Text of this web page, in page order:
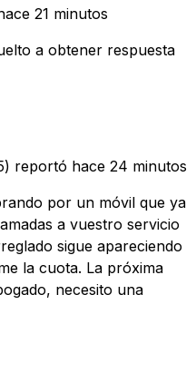
21 minutos
a obtener respuesta
reportó hace 24 minutos
por un móvil que ya
a vuestro servicio
sigue apareciendo
la cuota. La próxima
necesito una